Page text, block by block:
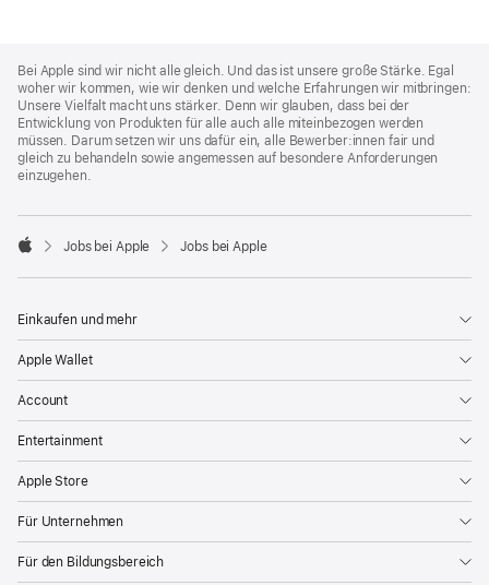
Footer
Bei Apple sind wir nicht alle gleich. Und das ist unsere große Stärke. Egal
woher wir kommen, wie wir denken und welche Erfahrungen wir mitbringen:
Unsere Vielfalt macht uns stärker. Denn wir glauben, dass bei der
Entwicklung von Produkten für alle auch alle miteinbezogen werden
müssen. Darum setzen wir uns dafür ein, alle Bewerber:innen fair und
gleich zu behandeln sowie angemessen auf besondere Anforderungen
einzugehen.

Jobs bei Apple Jobs bei Apple
Einkaufen und mehr
Apple Wallet
Account
Entertainment
Apple Store
Für Unternehmen
Für den Bildungsbereich